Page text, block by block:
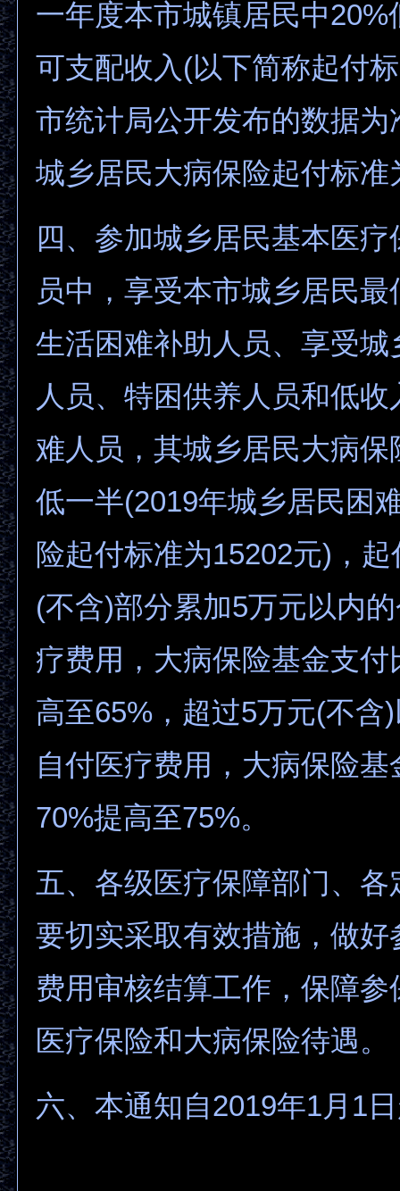
一年度本市城镇居民中20%
可支配收入(以下简称起付
市统计局公开发布的数据为
城乡居民大病保险起付标准
四、参加城乡居民基本医
员中，享受本市城乡居民
生活困难补助人员、享受城
人员、特困供养人员和低
难人员，其城乡居民大病保
低一半(2019年城乡居民困
险起付标准为15202元)，
(不含)部分累加5万元以内
疗费用，大病保险基金支付
高至65%，超过5万元(不含
自付医疗费用，大病保险
70%提高至75%。
五、各级医疗保障部门、各
要切实采取有效措施，做好
费用审核结算工作，保障参
医疗保险和大病保险待遇。
六、本通知自2019年1月1